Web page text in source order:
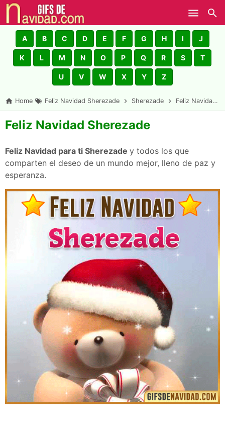
Skip to main content
A B C D E F G H I J
K L M N O P Q R S T
U V W X Y Z
Home Feliz Navidad Sherezade Sherezade Feliz Navidad Sherezade
Feliz Navidad Sherezade
Feliz Navidad para ti Sherezade y todos los que
comparten el deseo de un mundo mejor, lleno de paz y
esperanza.